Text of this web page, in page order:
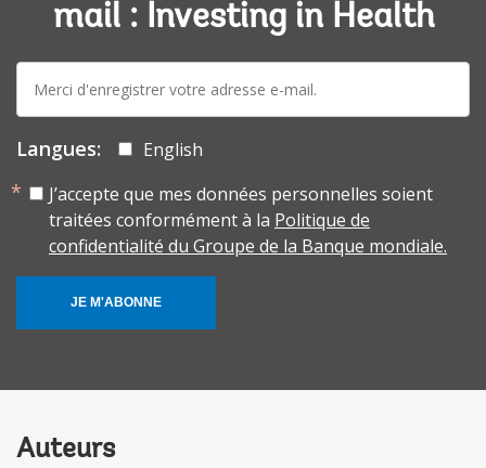
mail : Investing in Health
mail:
Langues:
English
J’accepte que mes données personnelles soient
traitées conformément à la Politique de
confidentialité du Groupe de la Banque mondiale.
JE M'ABONNE
Auteurs